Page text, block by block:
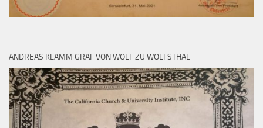
ANDREAS KLAMM GRAF VON WOLF ZU WOLFSTHAL